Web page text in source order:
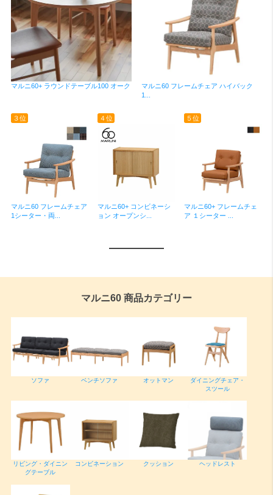
マルニ60+ ラウンドテーブル100 オーク
マルニ60 フレームチェア ハイバック
1...
３位
マルニ60 フレームチェア
1シーター・両...
４位
マルニ60+ コンビネーシ
ョン オープンシ...
５位
マルニ60+ フレームチェ
ア １シーター ...
マルニ60 商品カテゴリー
ソファ ベンチソファ オットマン
ダイニングチェア・
スツール
リビング・ダイニン
グテーブル
コンビネーション クッション ヘッドレスト